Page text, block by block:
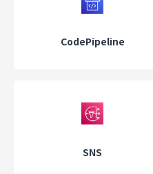
CodePipeline
SNS